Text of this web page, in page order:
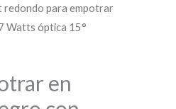
redondo para empotrar
Watts óptica 15°
en